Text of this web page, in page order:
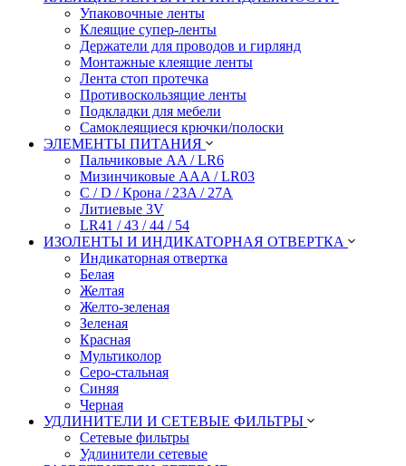
Упаковочные ленты
Клеящие супер-ленты
Держатели для проводов и гирлянд
Монтажные клеящие ленты
Лента стоп протечка
Противоскользящие ленты
Подкладки для мебели
Самоклеящиеся крючки/полоски
ЭЛЕМЕНТЫ ПИТАНИЯ
Пальчиковые AA / LR6
Мизинчиковые AAA / LR03
C / D / Крона / 23A / 27A
Литиевые 3V
LR41 / 43 / 44 / 54
ИЗОЛЕНТЫ И ИНДИКАТОРНАЯ ОТВЕРТКА
Индикаторная отвертка
Белая
Желтая
Желто-зеленая
Зеленая
Красная
Мультиколор
Серо-стальная
Синяя
Черная
УДЛИНИТЕЛИ И СЕТЕВЫЕ ФИЛЬТРЫ
Сетевые фильтры
Удлинители сетевые